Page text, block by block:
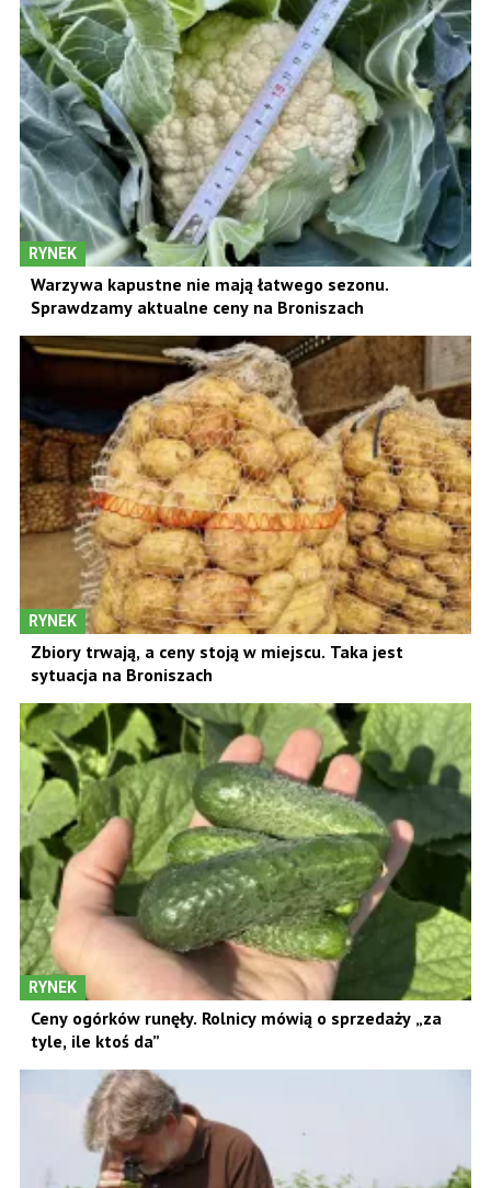
RYNEK
Warzywa kapustne nie mają łatwego sezonu.
Sprawdzamy aktualne ceny na Broniszach
RYNEK
Zbiory trwają, a ceny stoją w miejscu. Taka jest
sytuacja na Broniszach
RYNEK
Ceny ogórków runęły. Rolnicy mówią o sprzedaży „za
tyle, ile ktoś da”